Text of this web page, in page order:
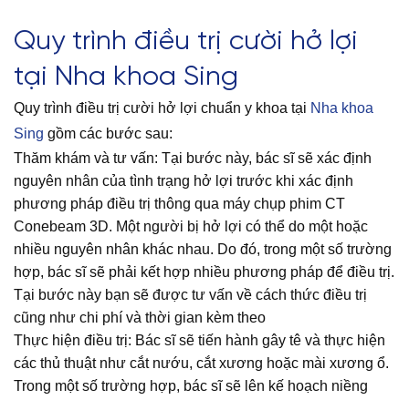
Quy trình điều trị cười hở lợi
tại Nha khoa Sing
Quy trình điều trị cười hở lợi chuẩn y khoa tại Nha khoa
Sing gồm các bước sau:
Thăm khám và tư vấn: Tại bước này, bác sĩ sẽ xác định
nguyên nhân của tình trạng hở lợi trước khi xác định
phương pháp điều trị thông qua máy chụp phim CT
Conebeam 3D. Một người bị hở lợi có thể do một hoặc
nhiều nguyên nhân khác nhau. Do đó, trong một số trường
hợp, bác sĩ sẽ phải kết hợp nhiều phương pháp để điều trị.
Tại bước này bạn sẽ được tư vấn về cách thức điều trị
cũng như chi phí và thời gian kèm theo
Thực hiện điều trị: Bác sĩ sẽ tiến hành gây tê và thực hiện
các thủ thuật như cắt nướu, cắt xương hoặc mài xương ổ.
Trong một số trường hợp, bác sĩ sẽ lên kế hoạch niềng